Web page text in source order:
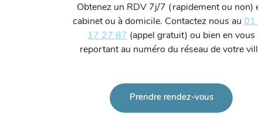
Obtenez un RDV 7j/7 (rapidement ou non)
cabinet ou à domicile. Contactez nous au 01
17 27 87 (appel gratuit) ou bien en vous
reportant au numéro du réseau de votre
Prendre rendez-vous